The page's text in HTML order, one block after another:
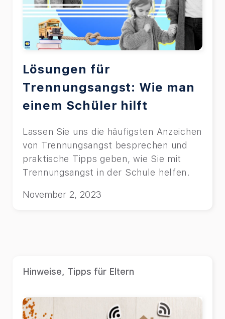
Lösungen für
Trennungsangst: Wie man
einem Schüler hilft
Lassen Sie uns die häufigsten Anzeichen
von Trennungsangst besprechen und
praktische Tipps geben, wie Sie mit
Trennungsangst in der Schule helfen.
November 2, 2023
Hinweise, Tipps für Eltern